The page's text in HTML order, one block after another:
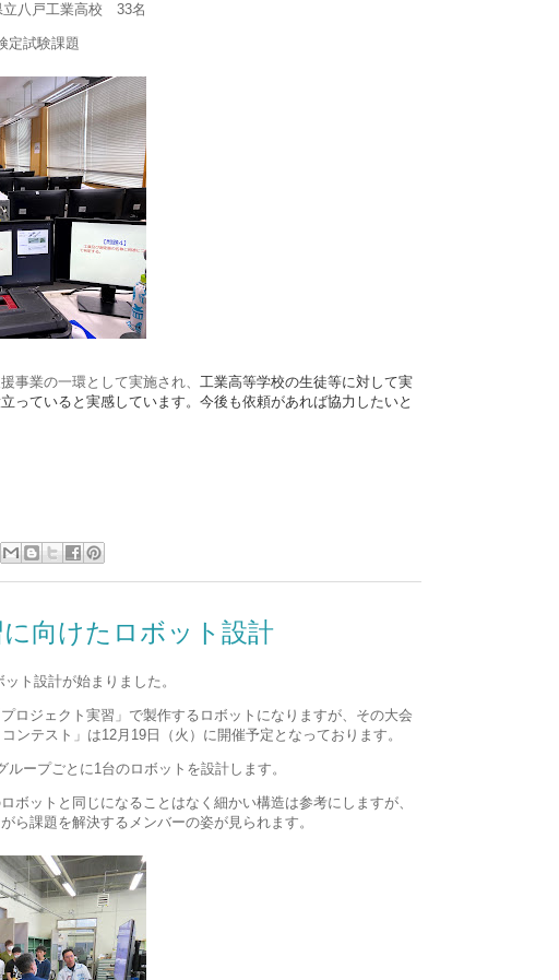
立八戸工業高校 33名
定試験課題
事業の一環として実施され、 工業高等学校の生徒等に対して実
っていると実感しています。今後も依頼があれば協力したいと
向けたロボット設計
ト設計が始まりました。
ロジェクト実習」で製作するロボットになりますが、その大会
ンテスト」は12月19日（火）に開催予定となっております。
ープごとに1台のロボットを設計します。
ボットと同じになることはなく細かい構造は参考にしますが、
ら課題を解決するメンバーの姿が見られます。